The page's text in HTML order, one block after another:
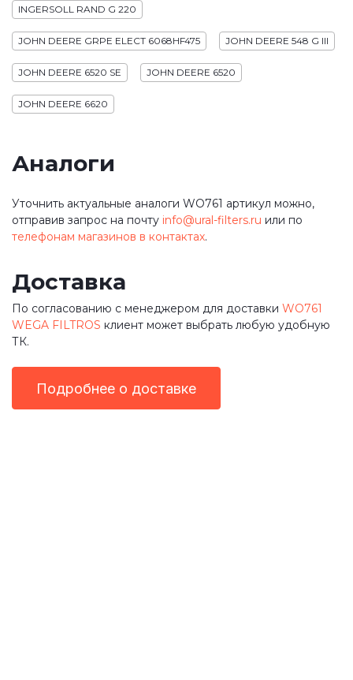
INGERSOLL RAND G 220
JOHN DEERE GRPE ELECT 6068HF475 JOHN DEERE 548 G III
JOHN DEERE 6520 SE JOHN DEERE 6520
JOHN DEERE 6620
Аналоги
Уточнить актуальные аналоги WO761 артикул можно,
отправив запрос на почту info@ural-filters.ru или по
телефонам магазинов в контактах.
Доставка
По согласованию с менеджером для доставки WO761
WEGA FILTROS клиент может выбрать любую удобную
ТК.
Подробнее о доставке